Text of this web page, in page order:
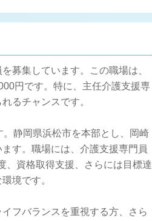
募集しています。この職場は、
円です。特に、主任介護支援専
るチャンスです。
静岡県浜松市を本部とし、岡崎
す。職場には、介護支援専門員
、資格取得支援、さらには目標達
境です。
フバランスを重視する方、さら